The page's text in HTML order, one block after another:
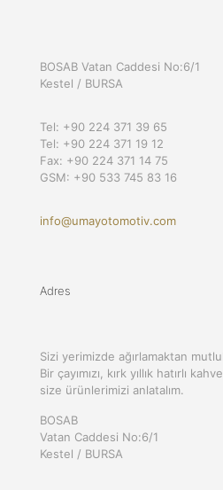
BOSAB Vatan Caddesi No:6/1
Kestel / BURSA
Tel: +90 224 371 39 65
Tel: +90 224 371 19 12
Fax: +90 224 371 14 75
GSM: +90 533 745 83 16
info@umayotomotiv.com
Adres
Sizi yerimizde ağırlamaktan
Bir çayımızı, kırk yıllık hatırlı
size ürünlerimizi anlatalım.
BOSAB
Vatan Caddesi No:6/1
Kestel / BURSA